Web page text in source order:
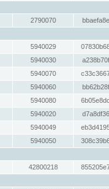
2790070
5940029
5940030
5940070
5940060
5940080
5940020
5940049
5940050
42800218